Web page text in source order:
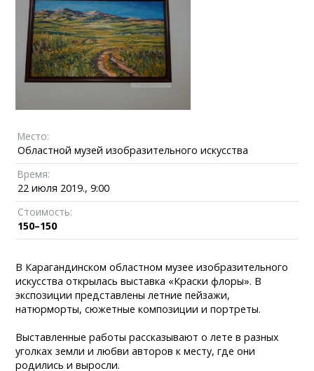
Место:
Областной музей изобразительного искусства
Время:
22 июля 2019., 9:00
Стоимость:
150–150
В Карагандинском областном музее изобразительного
искусства открылась выставка «Краски флоры». В
экспозиции представлены летние пейзажи,
натюрморты, сюжетные композиции и портреты.
Выставленные работы рассказывают о лете в разных
уголках земли и любви авторов к месту, где они
родились и выросли.